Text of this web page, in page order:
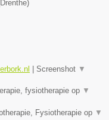
Drenthe)
Screenshot ▼
fysiotherapie op ▼
Fysiotherapie op ▼